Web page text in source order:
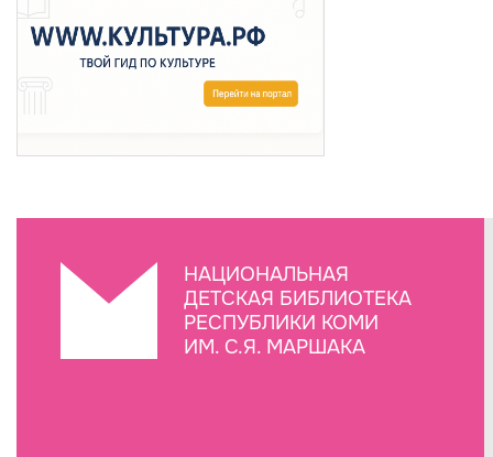
НАЦИОНАЛЬНАЯ
ДЕТСКАЯ БИБЛИОТЕКА
РЕСПУБЛИКИ КОМИ
ИМ. С.Я. МАРШАКА